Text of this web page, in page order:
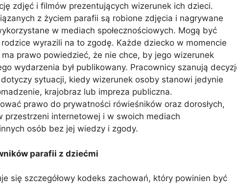
zdjęć i filmów prezentujących wizerunek ich dzieci.
z życiem parafii są robione zdjęcia i nagrywane
w mediach społecznościowych. Mogą być
wyrazili na to zgodę. Każde dziecko w momencie
prawo powiedzieć, że nie chce, by jego wizerunek
wydarzenia był publikowany. Pracownicy szanują
sytuacji, kiedy wizerunek osoby stanowi jedynie
krajobraz lub impreza publiczna.
prawo do prywatności rówieśników oraz dorosłych,
przestrzeni internetowej i w swoich mediach
osób bez jej wiedzy i zgody.
parafii z dziećmi
się szczegółowy kodeks zachowań, który powinien być